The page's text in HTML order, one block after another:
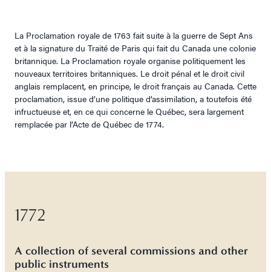
La Proclamation royale de 1763 fait suite à la guerre de Sept Ans
et à la signature du Traité de Paris qui fait du Canada une colonie
britannique. La Proclamation royale organise politiquement les
nouveaux territoires britanniques. Le droit pénal et le droit civil
anglais remplacent, en principe, le droit français au Canada. Cette
proclamation, issue d’une politique d’assimilation, a toutefois été
infructueuse et, en ce qui concerne le Québec, sera largement
remplacée par l’Acte de Québec de 1774.
1772
A collection of several commissions and other
public instruments